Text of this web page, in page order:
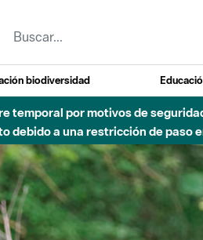
biodiversidad
temporal por motivos de
a una restricción de paso